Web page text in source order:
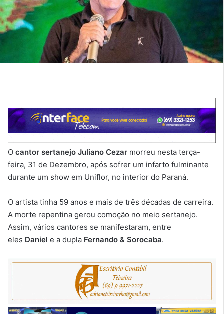
O cantor sertanejo Juliano Cezar morreu nesta terça-
feira, 31 de Dezembro, após sofrer um infarto fulminante
durante um show em Uniflor, no interior do Paraná.
O artista tinha 59 anos e mais de três décadas de carreira.
A morte repentina gerou comoção no meio sertanejo.
Assim, vários cantores se manifestaram, entre
eles Daniel e a dupla Fernando & Sorocaba.